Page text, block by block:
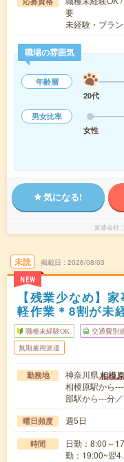
要
未経験・ブラ
職場の雰囲気
年齢層
20代
男女比率
女性
気になる!
派遣会社
未読
NEW
掲載日 2026/08/03
【残業少なめ】
軽作業＊8割が未
職種未経験OK 交通費別
無期雇用派遣
勤務地 神奈川県相模
相模原駅から
部駅から---分
曜日頻度 週5日
時間
日勤：8:00～
勤：19:00~翌